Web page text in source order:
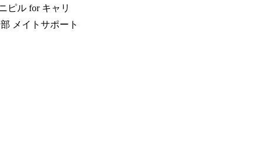
ピル for キャリ
メイトサポート